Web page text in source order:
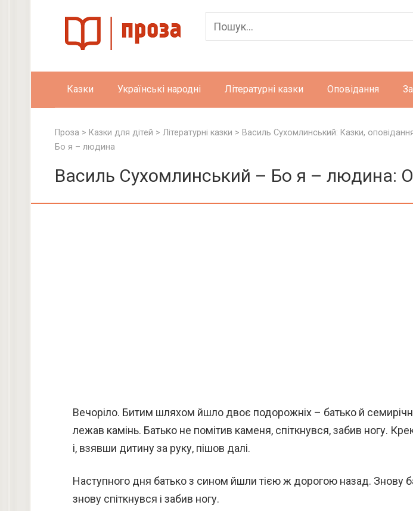
Казки Українські народні Літературні казки Оповідання
Проза > Казки для дітей > Літературні казки > Василь Сухомлинський: Казки,
Бо я – людина
Василь Сухомлинський – Бо я – людина:
Вечоріло. Битим шляхом йшло двоє подорожніх – батько й
лежав камінь. Батько не помітив каменя, спіткнувся, забив ногу.
і, взявши дитину за руку, пішов далі.
Наступного дня батько з сином йшли тією ж дорогою назад. Знову
знову спіткнувся і забив ногу.